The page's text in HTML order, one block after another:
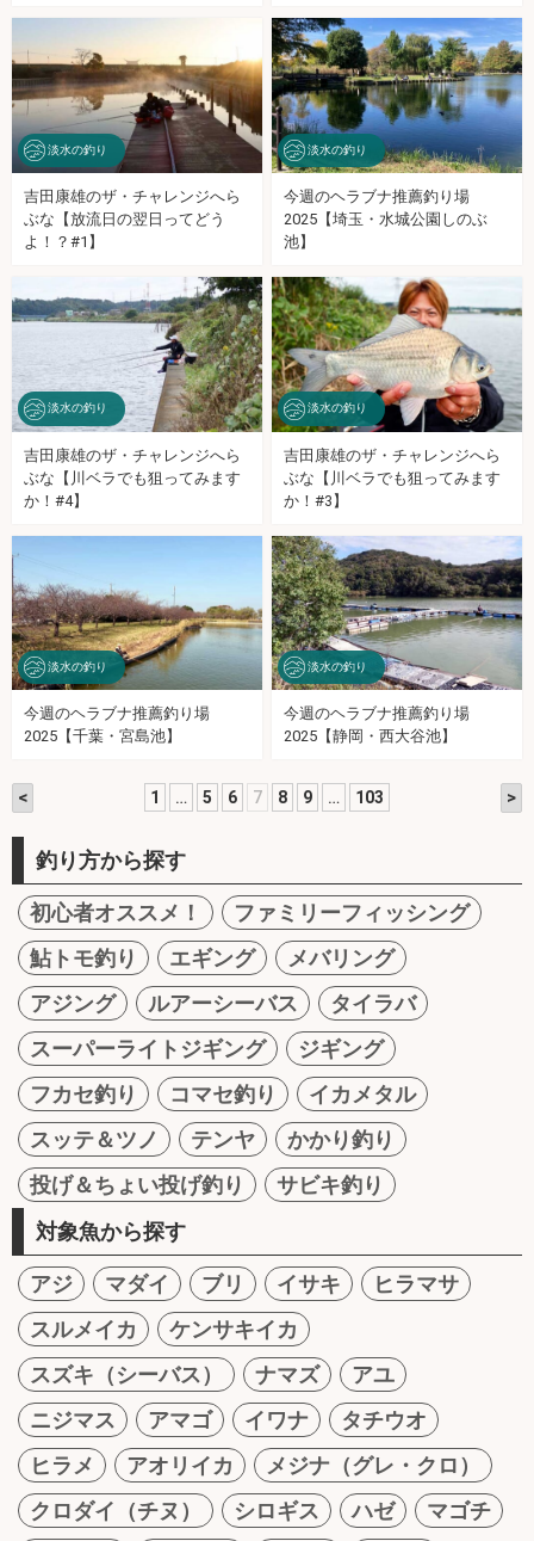
淡水の釣り
吉田康雄のザ・チャレンジへら
ぶな【放流日の翌日ってどう
よ！？#1】
淡水の釣り
今週のヘラブナ推薦釣り場
2025【埼玉・水城公園しのぶ
池】
淡水の釣り
吉田康雄のザ・チャレンジへら
ぶな【川ベラでも狙ってみます
か！#4】
淡水の釣り
吉田康雄のザ・チャレンジへら
ぶな【川ベラでも狙ってみます
か！#3】
淡水の釣り
今週のヘラブナ推薦釣り場
2025【千葉・宮島池】
淡水の釣り
今週のヘラブナ推薦釣り場
2025【静岡・西大谷池】
< 1 … 5 6 7 8 9 … 103 >
釣り方から探す
初心者オススメ！
ファミリーフィッシング
鮎トモ釣り
エギング
メバリング
アジング
ルアーシーバス
タイラバ
スーパーライトジギング
ジギング
フカセ釣り
コマセ釣り
イカメタル
スッテ＆ツノ
テンヤ
かかり釣り
投げ＆ちょい投げ釣り
サビキ釣り
対象魚から探す
アジ マダイ ブリ イサキ
ヒラマサ
スルメイカ
ケンサキイカ
スズキ（シーバス）
ナマズ
アユ
ニジマス
アマゴ イワナ
タチウオ
ヒラメ
アオリイカ
メジナ（グレ・クロ）
クロダイ（チヌ）
シロギス ハゼ
マゴチ